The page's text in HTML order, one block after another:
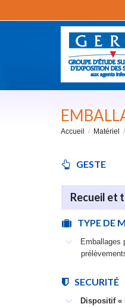
Accueil Matériel
GESTE
Recueil et
TYPE DE
Emballages
SECURITÉ
Dispositif «